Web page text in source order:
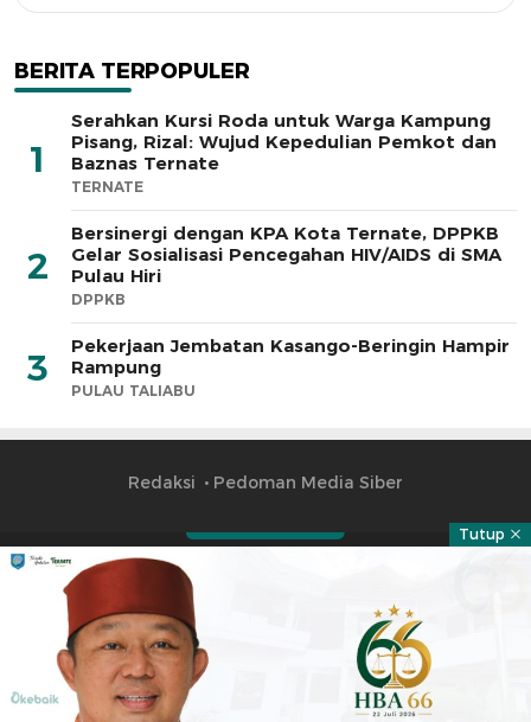
BERITA TERPOPULER
1
Serahkan Kursi Roda untuk Warga Kampung
Pisang, Rizal: Wujud Kepedulian Pemkot dan
Baznas Ternate
TERNATE
2
Bersinergi dengan KPA Kota Ternate, DPPKB
Gelar Sosialisasi Pencegahan HIV/AIDS di SMA
Pulau Hiri
DPPKB
3
Pekerjaan Jembatan Kasango-Beringin Hampir
Rampung
PULAU TALIABU
Redaksi Pedoman Media Siber
Tutup